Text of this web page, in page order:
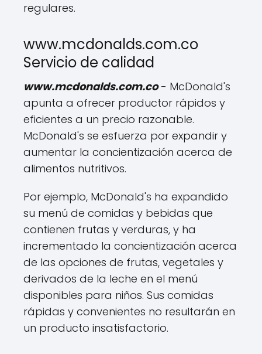
regulares.
www.mcdonalds.com.co
Servicio de calidad
www.mcdonalds.com.co- McDonald's
apunta a ofrecer productor rápidos y
eficientes a un precio razonable.
McDonald's se esfuerza por expandir y
aumentar la concientización acerca de
alimentos nutritivos.
Por ejemplo, McDonald's ha expandido
su menú de comidas y bebidas que
contienen frutas y verduras, y ha
incrementado la concientización acerca
de las opciones de frutas, vegetales y
derivados de la leche en el menú
disponibles para niños. Sus comidas
rápidas y convenientes no resultarán en
un producto insatisfactorio.